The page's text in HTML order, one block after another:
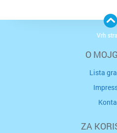
O
Lista
ZA
Vrh